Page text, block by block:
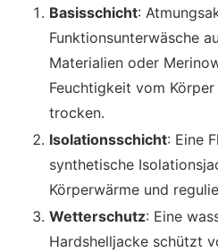
Basisschicht:
Funktionsunterwäsche
Materialien oder
Feuchtigkeit vom
trocken.
Isolationsschicht: Eine
synthetische
Körperwärme und
Wetterschutz: Eine
Hardshelljacke schützt